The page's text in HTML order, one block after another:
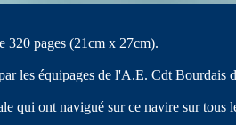
320 pages (21cm x 27cm).
les équipages de l'A.E. Cdt Bourdais
qui ont navigué sur ce navire sur tous